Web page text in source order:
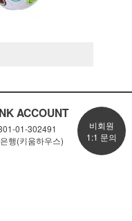
ACCOUNT
01-302491
행(키움하우스)
비회원
1:1 문의